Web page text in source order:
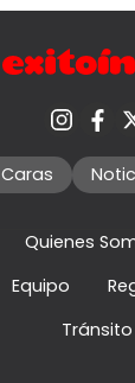
Caras
Quienes
Equipo
Tránsito